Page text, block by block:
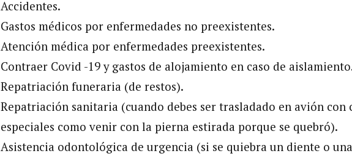
Accidentes.
Gastos médicos por enfermedades no preexistentes.
Atención médica por enfermedades preexistentes.
Contraer Covid -19 y gastos de alojamiento en caso de
Repatriación funeraria (de restos).
Repatriación sanitaria (cuando debes ser trasladado en avión con
especiales como venir con la pierna estirada porque se quebró).
Asistencia odontológica de urgencia (si se quiebra un diente o